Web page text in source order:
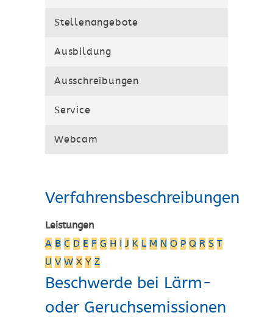
Stellenangebote
Ausbildung
Ausschreibungen
Service
Webcam
Verfahrensbeschreibungen
Leistungen
A B C D E F G H I J K L M N O P Q R S T
U V W X Y Z
Beschwerde bei Lärm-
oder Geruchsemissionen